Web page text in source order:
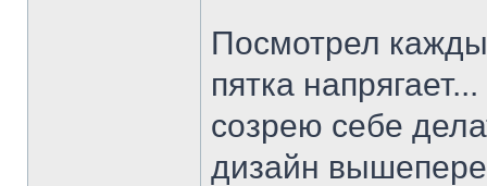
Посмотрел
пятка
созрею себе
дизайн